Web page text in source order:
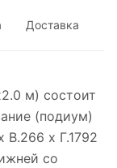
Доставка
м) состоит
(подиум)
В.266 х Г.1792
со